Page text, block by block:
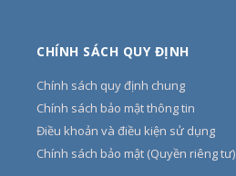
CHÍNH SÁCH QUY ĐỊNH
Chính sách quy định chung
Chính sách bảo mật thông tin
Điều khoản và điều kiện sử dụng
Chính sách bảo mật (Quyền riêng tư)